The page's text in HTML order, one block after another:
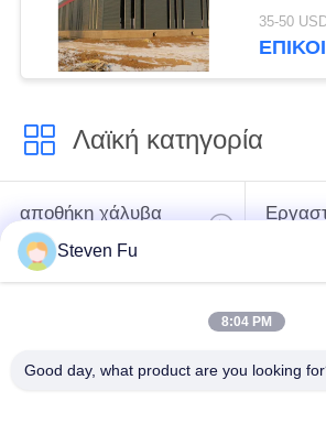
Λαϊκή κατηγορία
αποθήκη χάλυβα
δομή
χάλυβα
Steven Fu
8:04 PM
Good day, what product are you looking